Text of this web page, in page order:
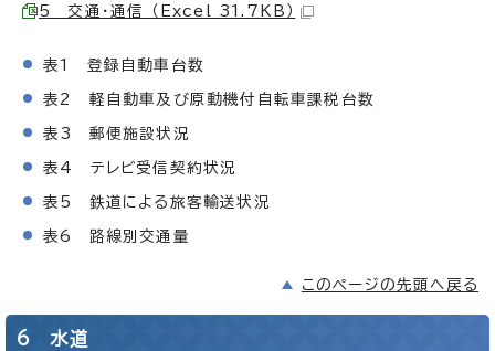
5 交通・通信 （Excel 31.7KB）
表1 登録自動車台数
表2 軽自動車及び原動機付自転車課税台数
表3 郵便施設状況
表4 テレビ受信契約状況
表5 鉄道による旅客輸送状況
表6 路線別交通量
このページの先頭へ戻る
6 水道